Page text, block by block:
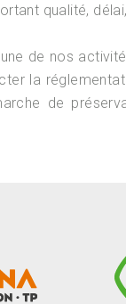
qualité,
de nos
la
de